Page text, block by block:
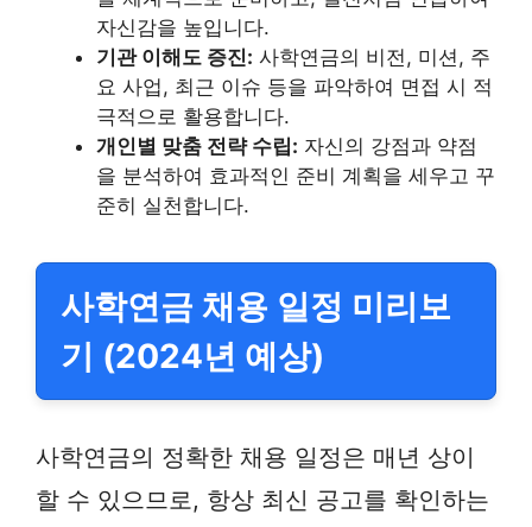
자신감을 높입니다.
기관 이해도 증진: 사학연금의 비전, 미션, 주
요 사업, 최근 이슈 등을 파악하여 면접 시 적
극적으로 활용합니다.
개인별 맞춤 전략 수립: 자신의 강점과 약점
을 분석하여 효과적인 준비 계획을 세우고 꾸
준히 실천합니다.
사학연금 채용 일정 미리보
기 (2024년 예상)
사학연금의 정확한 채용 일정은 매년 상이
할 수 있으므로, 항상 최신 공고를 확인하는